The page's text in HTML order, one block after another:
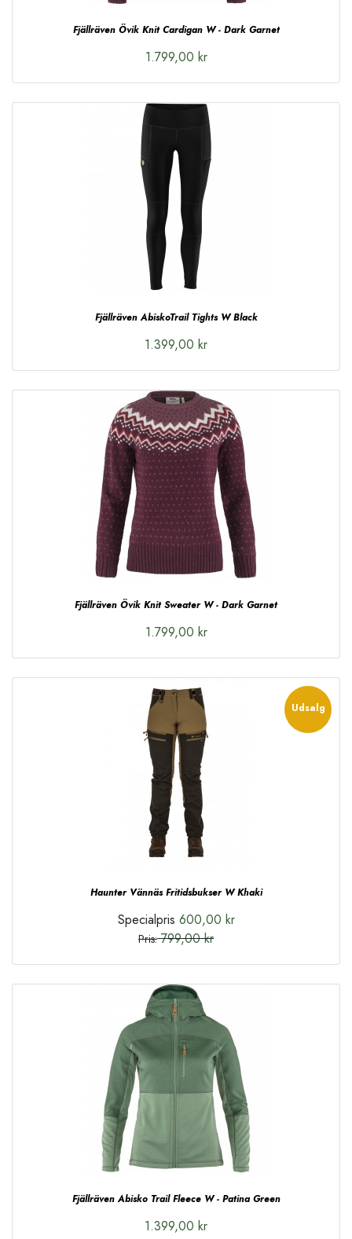
Fjällräven Övik Knit Cardigan W - Dark Garnet
1.799,00 kr
Fjällräven AbiskoTrail Tights W Black
1.399,00 kr
Fjällräven Övik Knit Sweater W - Dark Garnet
1.799,00 kr
Udsalg
Haunter Vännäs Fritidsbukser W Khaki
Specialpris 600,00 kr
Pris: 799,00 kr
Fjällräven Abisko Trail Fleece W - Patina Green
1.399,00 kr